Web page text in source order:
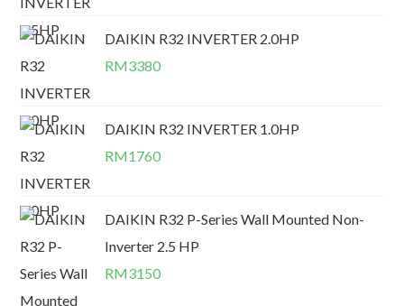
DAIKIN R32 INVERTER 2.0HP
RM3380
DAIKIN R32 INVERTER 1.0HP
RM1760
DAIKIN R32 P-Series Wall Mounted Non-
Inverter 2.5 HP
RM3150